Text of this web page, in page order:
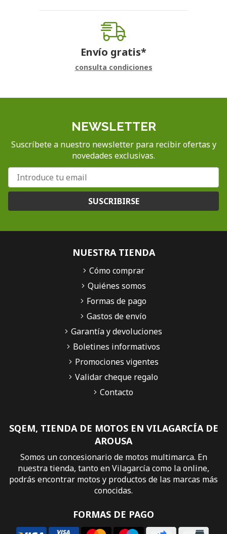
Envío gratis*
consulta condiciones
NEWSLETTER
Suscríbete a nuestro newsletter para recibir ofertas y
novedades exclusivas.
SUSCRIBIRSE
SQEM, TIENDA DE MOTOS EN VILAGARCÍA DE
AROUSA
Somos un concesionario de motos multimarca. En
nuestra tienda, tanto en Vilagarcía como la online,
podrás encontrar motos y productos de las marcas más
conocidas.
FORMAS DE PAGO
NUESTRA TIENDA
Cómo comprar
Quiénes somos
Formas de pago
Gastos de envío
Garantía y devoluciones
Boletines informativos
Promociones vigentes
Validar cheque regalo
Contacto